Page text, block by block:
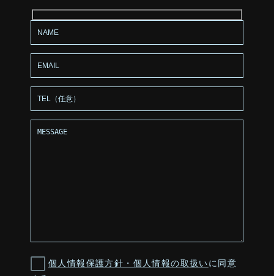
個人情報保護方針・個人情報の取扱いに同意